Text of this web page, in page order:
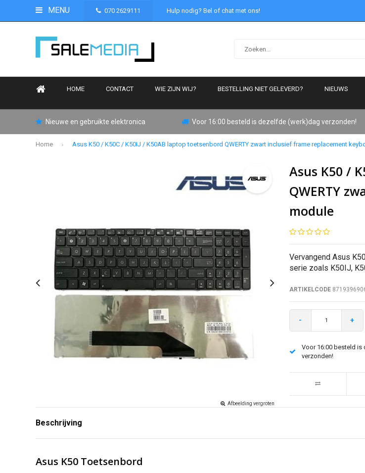
MENU 070 2629111 Hulp nodig? Bel of chat met ons!
HOME CONTACT WIE ZIJN WIJ? BESTELLING NIET GELEVERD? NIEUWS
Nieuwe en gebruikte elektronica Voor 16:00 besteld is dezelfde (werk)dag verzonden!
Home Asus K50 / K50C / K50IJ / K50AB laptop toetsenbord QWERTY zwart inclusief frame replacement
Afbeelding vergroten
Asus K50 /
QWERTY
module
Vervangend Asus
serie zoals K50IJ,
ARTIKELCODE
- +
Voor 16:00 besteld
verzonden!
Beschrijving
Asus K50 Toetsenbord